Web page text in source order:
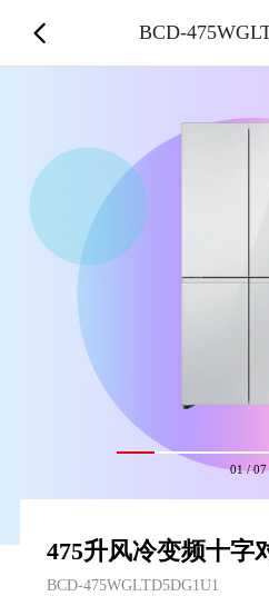
01/07
475升风冷变频十字
BCD-475WGLTD5DG1U1
BCD-